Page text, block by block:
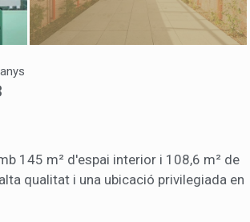
145 m² d'espai interior i 108,6 m² de
qualitat i una ubicació privilegiada en
al disc dur, encara que haurà de tenir en
ocasionar dificultats de navegació de la
del comportament dels usuaris d'aquest
aquest tipus de cookies s'utilitza en el
de les dades d'ús que fan els usuaris del